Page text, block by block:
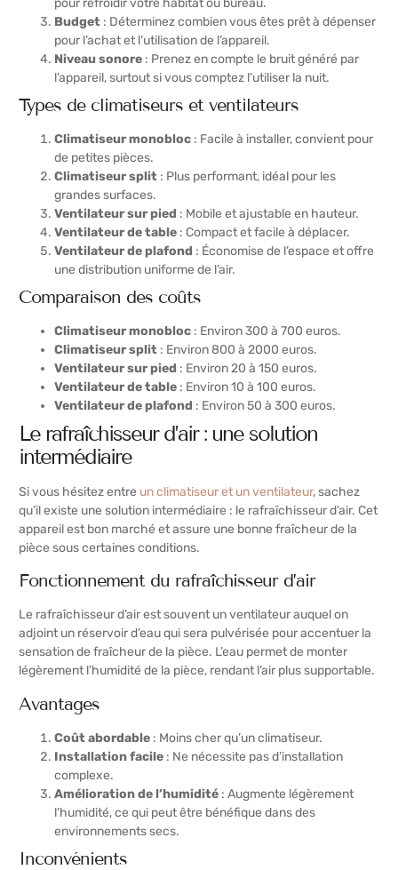
pour refroidir votre habitat ou bureau.
Budget : Déterminez combien vous êtes prêt à dépenser
pour l’achat et l’utilisation de l’appareil.
Niveau sonore : Prenez en compte le bruit généré par
l’appareil, surtout si vous comptez l’utiliser la nuit.
Types de climatiseurs et ventilateurs
Climatiseur monobloc : Facile à installer, convient pour
de petites pièces.
Climatiseur split : Plus performant, idéal pour les
grandes surfaces.
Ventilateur sur pied : Mobile et ajustable en hauteur.
Ventilateur de table : Compact et facile à déplacer.
Ventilateur de plafond : Économise de l’espace et offre
une distribution uniforme de l’air.
Comparaison des coûts
Climatiseur monobloc : Environ 300 à 700 euros.
Climatiseur split : Environ 800 à 2000 euros.
Ventilateur sur pied : Environ 20 à 150 euros.
Ventilateur de table : Environ 10 à 100 euros.
Ventilateur de plafond : Environ 50 à 300 euros.
Le rafraîchisseur d’air : une solution
intermédiaire
Si vous hésitez entre un climatiseur et un ventilateur, sachez
qu’il existe une solution intermédiaire : le rafraîchisseur d’air. Cet
appareil est bon marché et assure une bonne fraîcheur de la
pièce sous certaines conditions.
Fonctionnement du rafraîchisseur d’air
Le rafraîchisseur d’air est souvent un ventilateur auquel on
adjoint un réservoir d’eau qui sera pulvérisée pour accentuer la
sensation de fraîcheur de la pièce. L’eau permet de monter
légèrement l’humidité de la pièce, rendant l’air plus supportable.
Avantages
Coût abordable : Moins cher qu’un climatiseur.
Installation facile : Ne nécessite pas d’installation
complexe.
Amélioration de l’humidité : Augmente légèrement
l’humidité, ce qui peut être bénéfique dans des
environnements secs.
Inconvénients